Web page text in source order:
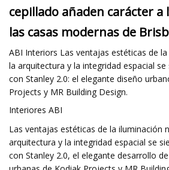
cepillado añaden carácter
las casas modernas de
ABI Interiors Las ventajas estéticas de
la arquitectura y la integridad espacial
con Stanley 2.0: el elegante diseño
Projects y MR Building Design.
Interiores ABI
Las ventajas estéticas de la iluminación
arquitectura y la integridad espacial se
con Stanley 2.0, el elegante desarrollo